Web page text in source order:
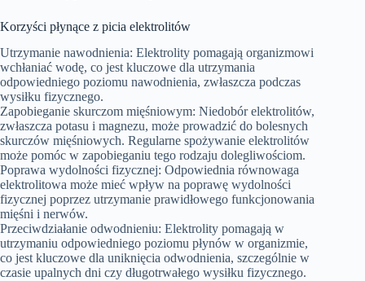
Korzyści płynące z picia elektrolitów
Utrzymanie nawodnienia: Elektrolity pomagają organizmowi
wchłaniać wodę, co jest kluczowe dla utrzymania
odpowiedniego poziomu nawodnienia, zwłaszcza podczas
wysiłku fizycznego.
Zapobieganie skurczom mięśniowym: Niedobór elektrolitów,
zwłaszcza potasu i magnezu, może prowadzić do bolesnych
skurczów mięśniowych. Regularne spożywanie elektrolitów
może pomóc w zapobieganiu tego rodzaju dolegliwościom.
Poprawa wydolności fizycznej: Odpowiednia równowaga
elektrolitowa może mieć wpływ na poprawę wydolności
fizycznej poprzez utrzymanie prawidłowego funkcjonowania
mięśni i nerwów.
Przeciwdziałanie odwodnieniu: Elektrolity pomagają w
utrzymaniu odpowiedniego poziomu płynów w organizmie,
co jest kluczowe dla uniknięcia odwodnienia, szczególnie w
czasie upalnych dni czy długotrwałego wysiłku fizycznego.